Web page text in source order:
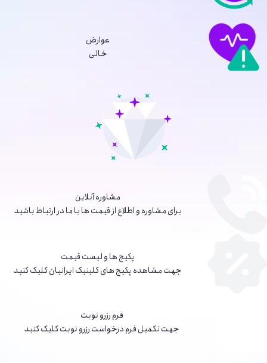
عوارض
خالی
مشاوره آنلاین
برای مشاوره و اطلاع از قیمت ها با ما در ارتباط باشید
پکیج ها و لیست قیمت
جهت مشاهده پکیج های کلینیک ایرانیان کلیک کنید
فرم رزرو نوبت
جهت تکمیل فرم درخواست رزرو نوبت کلیک کنید